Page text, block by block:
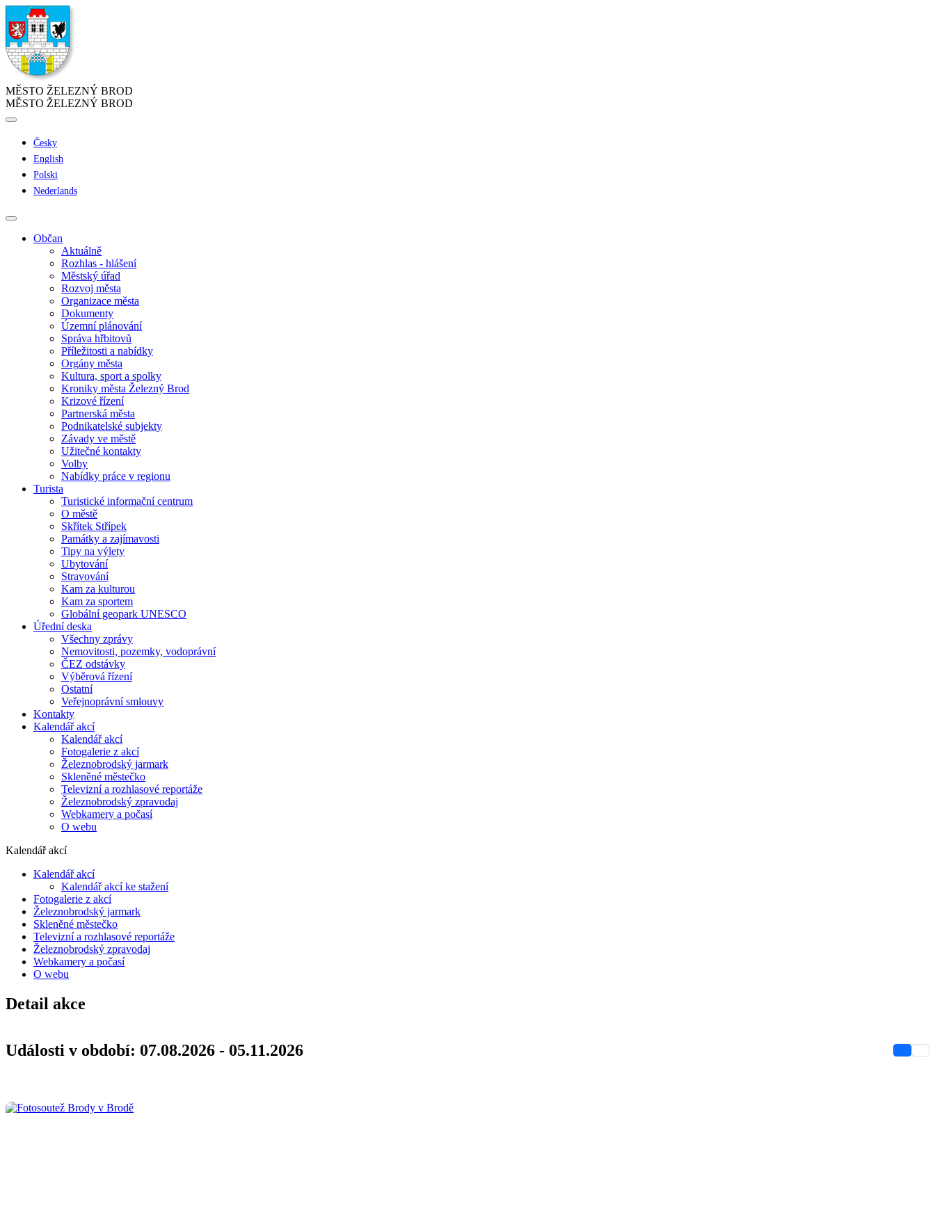
MĚSTO ŽELEZNÝ BROD
MĚSTO ŽELEZNÝ BROD
Česky
English
Polski
Nederlands
Občan
Aktuálně
Rozhlas - hlášení
Městský úřad
Rozvoj města
Organizace města
Dokumenty
Územní plánování
Správa hřbitovů
Příležitosti a nabídky
Orgány města
Kultura, sport a spolky
Kroniky města Železný Brod
Krizové řízení
Partnerská města
Podnikatelské subjekty
Závady ve městě
Užitečné kontakty
Volby
Nabídky práce v regionu
Turista
Turistické informační centrum
O městě
Skřítek Střípek
Památky a zajímavosti
Tipy na výlety
Ubytování
Stravování
Kam za kulturou
Kam za sportem
Globální geopark UNESCO
Úřední deska
Všechny zprávy
Nemovitosti, pozemky, vodoprávní
ČEZ odstávky
Výběrová řízení
Ostatní
Veřejnoprávní smlouvy
Kontakty
Kalendář akcí
Kalendář akcí
Fotogalerie z akcí
Železnobrodský jarmark
Skleněné městečko
Televizní a rozhlasové reportáže
Železnobrodský zpravodaj
Webkamery a počasí
O webu
Kalendář akcí
Kalendář akcí
Kalendář akcí ke stažení
Fotogalerie z akcí
Železnobrodský jarmark
Skleněné městečko
Televizní a rozhlasové reportáže
Železnobrodský zpravodaj
Webkamery a počasí
O webu
Detail akce
Události v období: 07.08.2026 - 05.11.2026